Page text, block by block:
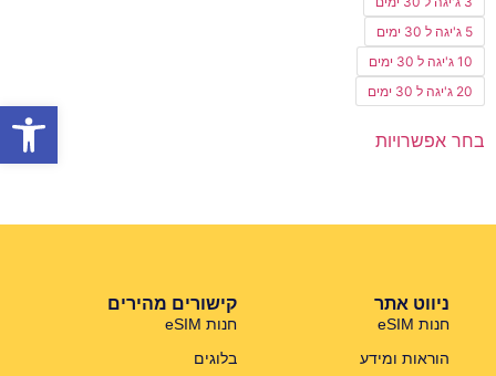
5 ג'יגה ל 30 ימים
10 ג'יגה ל 30 ימים
20 ג'יגה ל 30 ימים
בחר אפשרויות
ניווט אתר
חנות eSIM
הוראות ומידע
קישורים מהירים
חנות eSIM
בלוגים
פתח